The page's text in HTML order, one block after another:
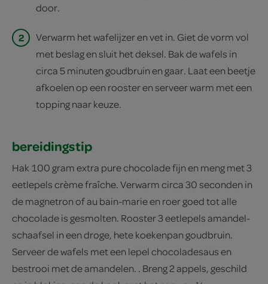
door.
2
Verwarm het wafelijzer en vet in. Giet de vorm vol
met beslag en sluit het deksel. Bak de wafels in
circa 5 minuten goudbruin en gaar. Laat een beetje
afkoelen op een rooster en serveer warm met een
topping naar keuze.
bereidingstip
Hak 100 gram extra pure chocolade fijn en meng met 3
eetlepels crème fraîche. Verwarm circa 30 seconden in
de magnetron of au bain-marie en roer goed tot alle
chocolade is gesmolten. Rooster 3 eetlepels amandel-
schaafsel in een droge, hete koekenpan goudbruin.
Serveer de wafels met een lepel chocoladesaus en
bestrooi met de amandelen. . Breng 2 appels, geschild